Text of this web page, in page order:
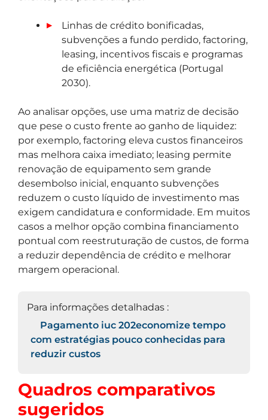
Linhas de crédito bonificadas,
subvenções a fundo perdido, factoring,
leasing, incentivos fiscais e programas
de eficiência energética (Portugal
2030).
Ao analisar opções, use uma matriz de decisão
que pese o custo frente ao ganho de liquidez:
por exemplo, factoring eleva custos financeiros
mas melhora caixa imediato; leasing permite
renovação de equipamento sem grande
desembolso inicial, enquanto subvenções
reduzem o custo líquido de investimento mas
exigem candidatura e conformidade. Em muitos
casos a melhor opção combina financiamento
pontual com reestruturação de custos, de forma
a reduzir dependência de crédito e melhorar
margem operacional.
Para informações detalhadas :
Pagamento iuc 202economize tempo
com estratégias pouco conhecidas para
reduzir custos
Quadros comparativos
sugeridos